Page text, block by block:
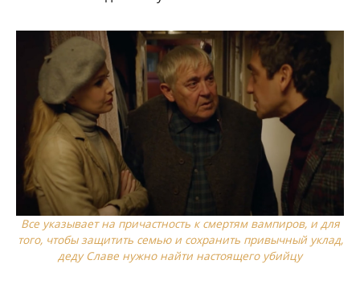
Все указывает на причастность к смертям вампиров, и для
того, чтобы защитить семью и сохранить привычный уклад,
деду Славе нужно найти настоящего убийцу